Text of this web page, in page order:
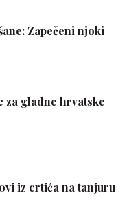
Zapečeni njoki
za gladne hrvatske
iz crtića na tanjuru